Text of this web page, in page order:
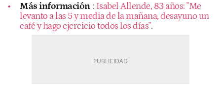
Más información : Isabel Allende, 83 años: "Me
levanto a las 5 y media de la mañana, desayuno un
café y hago ejercicio todos los días".